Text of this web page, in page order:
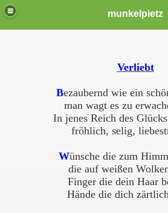
munkelpietz
Verliebt
Bezaubernd wie ein
man wagt es zu
In jenes Reich des
fröhlich, selig,
Wünsche die zum
die auf weißen
Finger die dein Haar
Hände die dich